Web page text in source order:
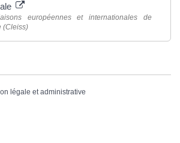
européennes et internationales de
(Cleiss)
légale et administrative